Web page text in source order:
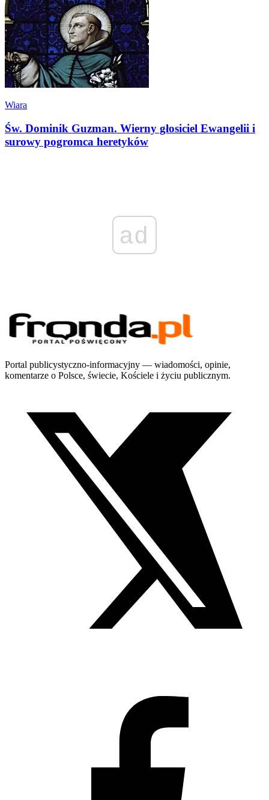
Wiara
Św. Dominik Guzman. Wierny głosiciel Ewangelii i
surowy pogromca heretyków
ad
Portal publicystyczno-informacyjny — wiadomości, opinie,
komentarze o Polsce, świecie, Kościele i życiu publicznym.